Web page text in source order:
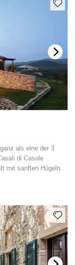
als eine der 3
di Casole
mit sanften Hügeln.